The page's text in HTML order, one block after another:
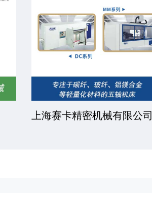
上海赛卡精密机械有限公司